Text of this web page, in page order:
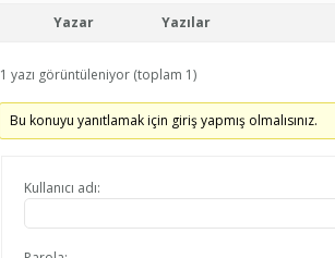
Yazar Yazılar
1 yazı görüntüleniyor (toplam 1)
Bu konuyu yanıtlamak için giriş yapmış olmalısınız.
Kullanıcı adı: